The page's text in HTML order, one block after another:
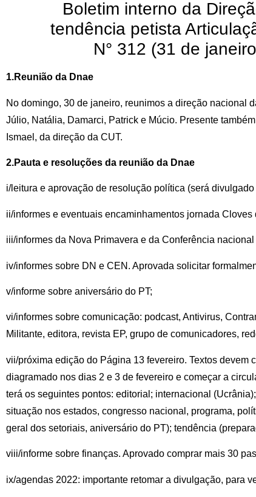
Boletim interno da
tendência petista
N° 312 (31 de
1.Reunião da Dnae
No domingo, 30 de janeiro, reunimos a direção nacional
Júlio, Natália, Damarci, Patrick e Múcio. Presente
Ismael, da direção da CUT.
2.Pauta e resoluções da reunião da Dnae
i/leitura e aprovação de resolução política (será
ii/informes e eventuais encaminhamentos jornada Cloves
iii/informes da Nova Primavera e da Conferência
iv/informes sobre DN e CEN. Aprovada solicitar
v/informe sobre aniversário do PT;
vi/informes sobre comunicação: podcast, Antivirus,
Militante, editora, revista EP, grupo de comunicadores,
vii/próxima edição do Página 13 fevereiro. Textos devem
diagramado nos dias 2 e 3 de fevereiro e começar a
terá os seguintes pontos: editorial; internacional
situação nos estados, congresso nacional, programa,
geral dos setoriais, aniversário do PT); tendência
viii/informe sobre finanças. Aprovado comprar mais 30
ix/agendas 2022: importante retomar a divulgação, para